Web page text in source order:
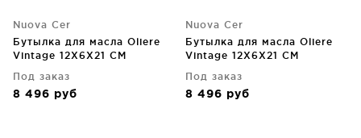
Nuova Cer
Бутылка для масла Oliere
Vintage 12X6X21 CM
Под заказ
8 496 руб
Nuova Cer
Бутылка для масла Oliere
Vintage 12X6X21 CM
Под заказ
8 496 руб